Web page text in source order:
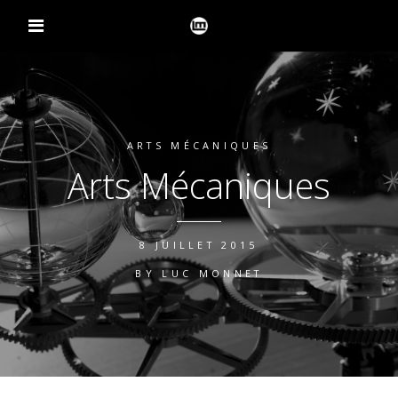
ARTS MÉCANIQUES
Arts Mécaniques
8 JUILLET 2015
BY LUC MONNET